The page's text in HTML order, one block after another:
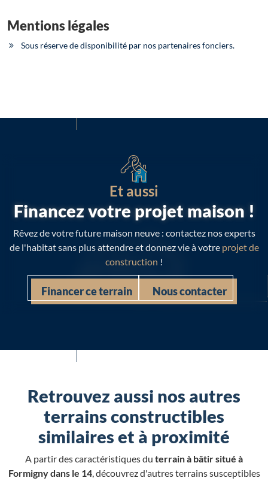
Mentions légales
Sous réserve de disponibilité par nos partenaires fonciers.
Et aussi
Financez votre projet maison !
Rêvez de votre future maison neuve : contactez nos experts
de l'habitat sans plus attendre et donnez vie à votre projet de
construction !
Financer ce terrain Nous contacter
Retrouvez aussi nos autres
terrains constructibles
similaires et à proximité
A partir des caractéristiques du terrain à bâtir situé à
Formigny dans le 14, découvrez d'autres terrains susceptibles